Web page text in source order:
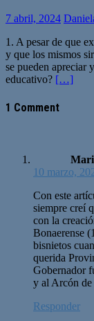
7 abril, 2024
1. A pesar de que
y que los mismos
se pueden apreciar
educativo? […]
1 Comment
10 marzo,
Con este
siempre creí
con la
Bonaerense
bisnietos
querida
Gobernador
y al Arcón
Responder